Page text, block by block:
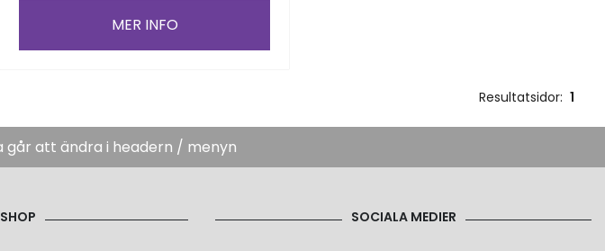
MER INFO
Resultatsidor: 1
går att ändra i headern / menyn
SOCIALA MEDIER